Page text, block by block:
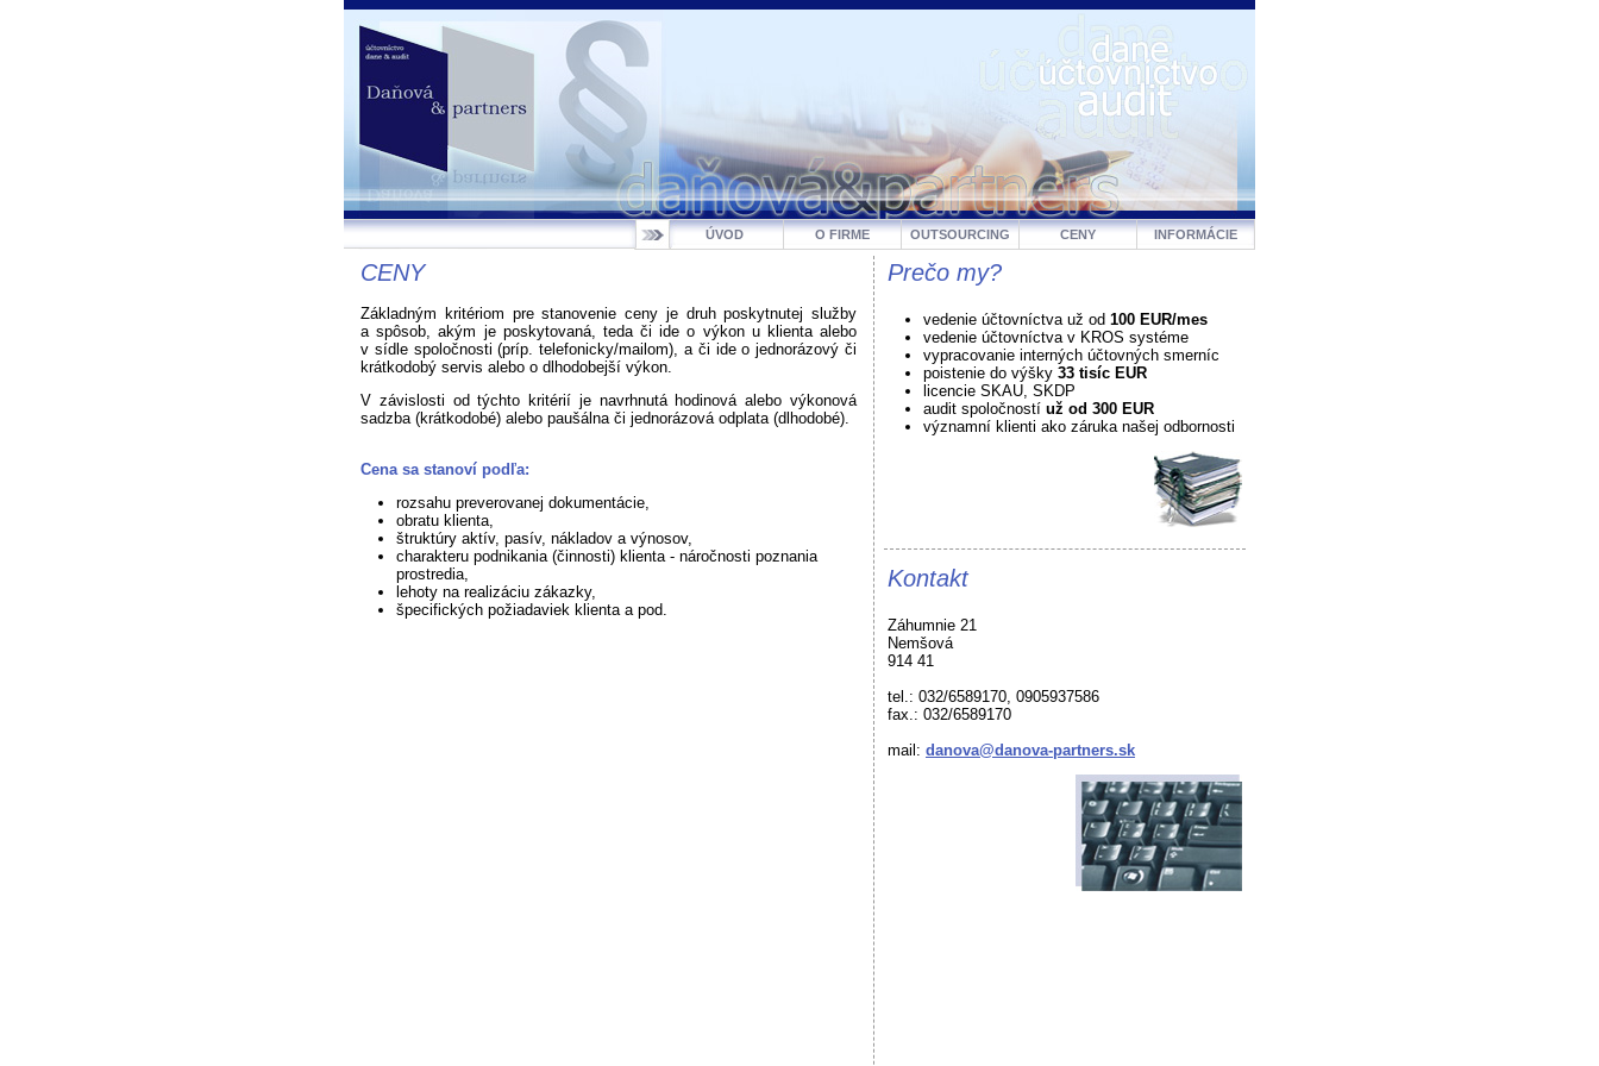
ÚVOD O FIRME OUTSOURCING CENY INFORMÁCIE
CENY
Základným kritériom pre stanovenie ceny je druh poskytnutej služby
a spôsob, akým je poskytovaná, teda či ide o výkon u klienta alebo
v sídle spoločnosti (príp. telefonicky/mailom), a či ide o jednorázový či
krátkodobý servis alebo o dlhodobejší výkon.
V závislosti od týchto kritérií je navrhnutá hodinová alebo výkonová
sadzba (krátkodobé) alebo paušálna či jednorázová odplata (dlhodobé).
Cena sa stanoví podľa:
rozsahu preverovanej dokumentácie,
obratu klienta,
štruktúry aktív, pasív, nákladov a výnosov,
charakteru podnikania (činnosti) klienta - náročnosti poznania
prostredia,
lehoty na realizáciu zákazky,
špecifických požiadaviek klienta a pod.
Prečo my?
vedenie účtovníctva už od 100 EUR/mes
vedenie účtovníctva v KROS systéme
vypracovanie interných účtovných smerníc
poistenie do výšky 33 tisíc EUR
licencie SKAU, SKDP
audit spoločností už od 300 EUR
významní klienti ako záruka našej odbornosti
Kontakt
Záhumnie 21
Nemšová
914 41
tel.: 032/6589170, 0905937586
fax.: 032/6589170
mail: danova@danova-partners.sk